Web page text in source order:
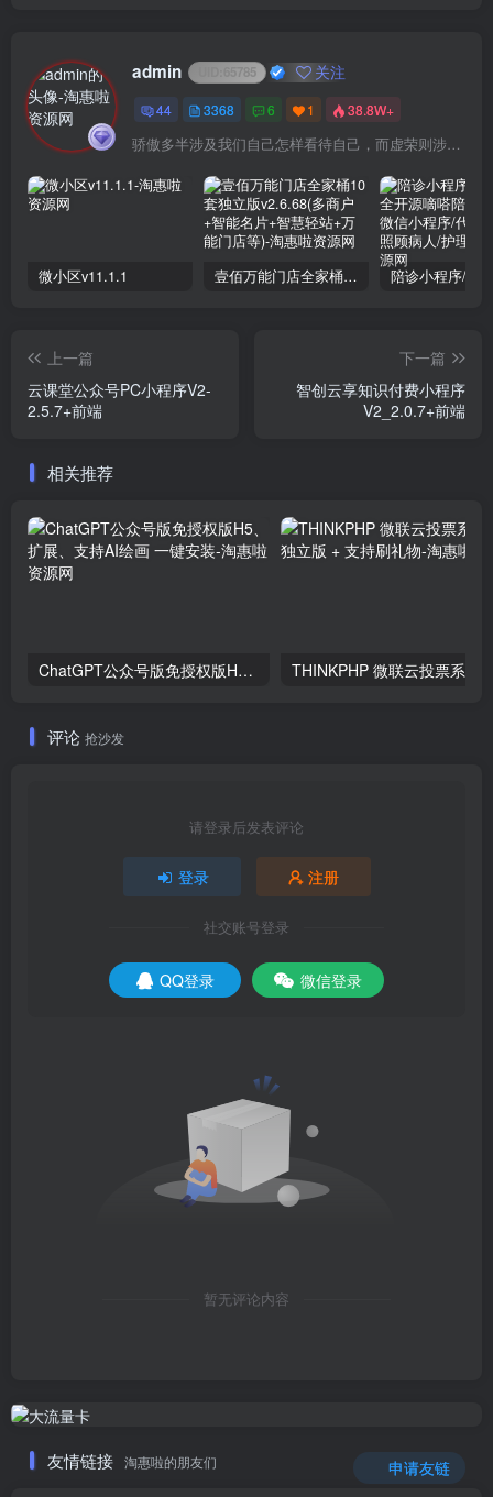
admin 65785 关注
44 3368 6 1 38.8W+
骄傲多半涉及我们自己怎样看待自己，而虚荣则涉及我们想别人怎样看我们
微小区v11.1.1 壹佰万能门店全家桶10套独立版v2.6.68(​多商户+智能名片+智慧轻站+万能门店等)
上一篇
云课堂公众号PC小程序V2-
2.5.7+前端
下一篇
智创云享知识付费小程序
V2_2.0.7+前端
相关推荐
ChatGPT公众号版免授权版H5、扩展、支持AI绘画 一键安装
评论 抢沙发
请登录后发表评论
登录 注册
社交账号登录
QQ登录 微信登录
暂无评论内容
友情链接 淘惠啦的朋友们 申请友链